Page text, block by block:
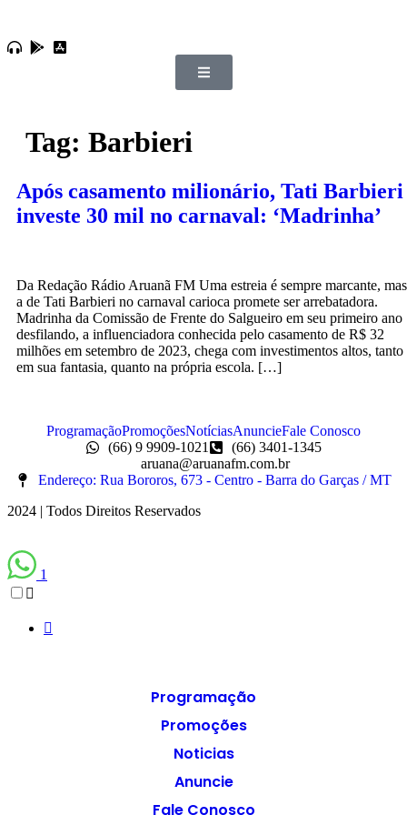
Tag: Barbieri
Após casamento milionário, Tati Barbieri
investe 30 mil no carnaval: ‘Madrinha’
Da Redação Rádio Aruanã FM Uma estreia é sempre marcante, mas
a de Tati Barbieri no carnaval carioca promete ser arrebatadora.
Madrinha da Comissão de Frente do Salgueiro em seu primeiro ano
desfilando, a influenciadora conhecida pelo casamento de R$ 32
milhões em setembro de 2023, chega com investimentos altos, tanto
em sua fantasia, quanto na própria escola. […]
ProgramaçãoPromoçõesNotíciasAnuncieFale Conosco
(66) 9 9909-1021
(66) 3401-1345
aruana@aruanafm.com.br
Endereço: Rua Bororos, 673 - Centro - Barra do Garças / MT
2024 | Todos Direitos Reservados
1
Programação
Promoções
Noticias
Anuncie
Fale Conosco